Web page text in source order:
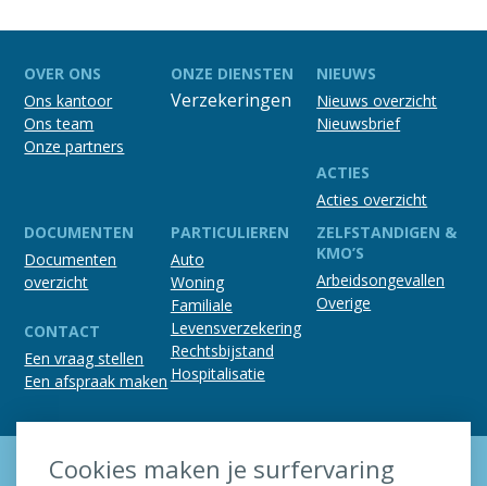
OVER ONS
Ons kantoor
Ons team
Onze partners
ONZE DIENSTEN
Verzekeringen
NIEUWS
Nieuws overzicht
Nieuwsbrief
ACTIES
Acties overzicht
DOCUMENTEN
Documenten
overzicht
CONTACT
Een vraag stellen
Een afspraak maken
PARTICULIEREN
Auto
Woning
Familiale
Levensverzekering
Rechtsbijstand
Hospitalisatie
ZELFSTANDIGEN &
KMO’S
Arbeidsongevallen
Overige
Verzekeringsmakelaar JOHAN BEKE // Gemeenteplein 24 // 8300
Knokke-Heist // T. +32 (0)50 60 50 63 //johan@bekejohan.be
Cookies maken je surfervaring